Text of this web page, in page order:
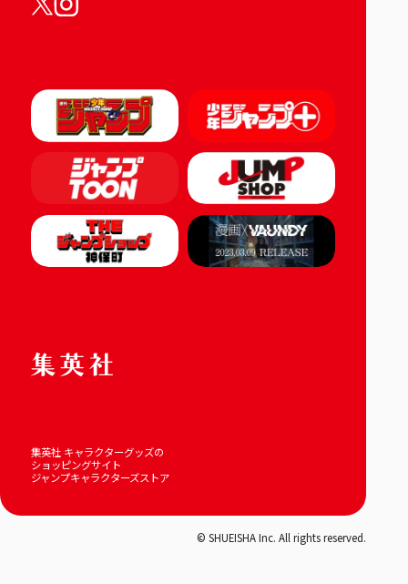
集英社 キャラクターグッズの
ショッピングサイト
ジャンプキャラクターズストア
© SHUEISHA Inc. All rights reserved.